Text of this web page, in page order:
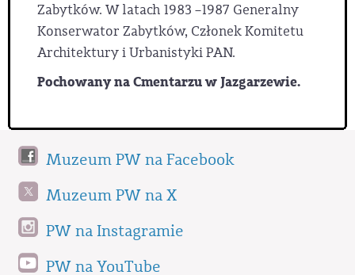
Zabytków. W latach 1983 –1987 Generalny
Konserwator Zabytków, Członek Komitetu
Architektury i Urbanistyki PAN.
Pochowany na Cmentarzu w Jazgarzewie.
Muzeum PW na Facebook
Muzeum PW na X
PW na Instagramie
PW na YouTube